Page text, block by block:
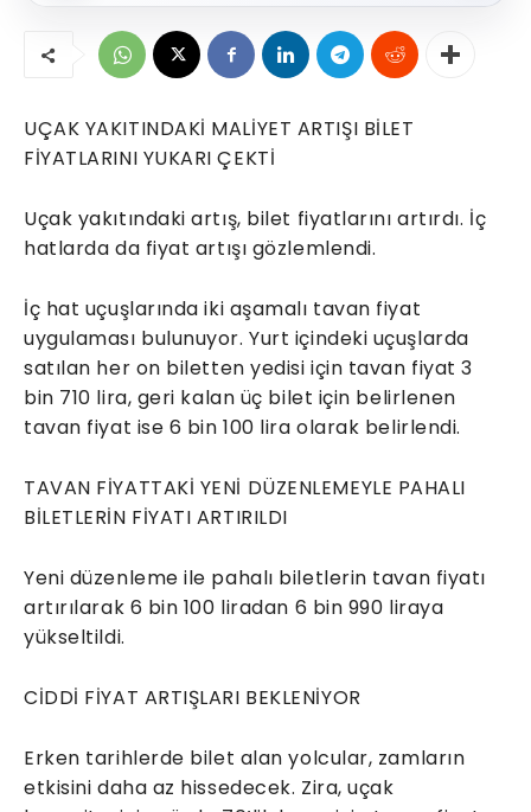
UÇAK YAKITINDAKİ MALİYET ARTIŞI BİLET
FİYATLARINI YUKARI ÇEKTİ
Uçak yakıtındaki artış, bilet fiyatlarını artırdı. İç
hatlarda da fiyat artışı gözlemlendi.
İç hat uçuşlarında iki aşamalı tavan fiyat
uygulaması bulunuyor. Yurt içindeki uçuşlarda
satılan her on biletten yedisi için tavan fiyat 3
bin 710 lira, geri kalan üç bilet için belirlenen
tavan fiyat ise 6 bin 100 lira olarak belirlendi.
TAVAN FİYATTAKİ YENİ DÜZENLEMEYLE PAHALI
BİLETLERİN FİYATI ARTIRILDI
Yeni düzenleme ile pahalı biletlerin tavan fiyatı
artırılarak 6 bin 100 liradan 6 bin 990 liraya
yükseltildi.
CİDDİ FİYAT ARTIŞLARI BEKLENİYOR
Erken tarihlerde bilet alan yolcular, zamların
etkisini daha az hissedecek. Zira, uçak